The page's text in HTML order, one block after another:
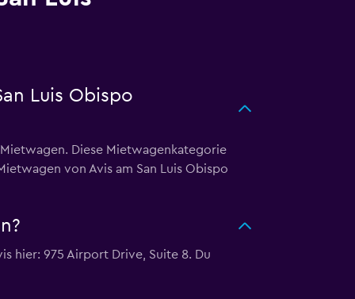
Luis Obispo
Diese Mietwagenkategorie
von Avis am San Luis Obispo
hier: 975 Airport Drive, Suite 8. Du